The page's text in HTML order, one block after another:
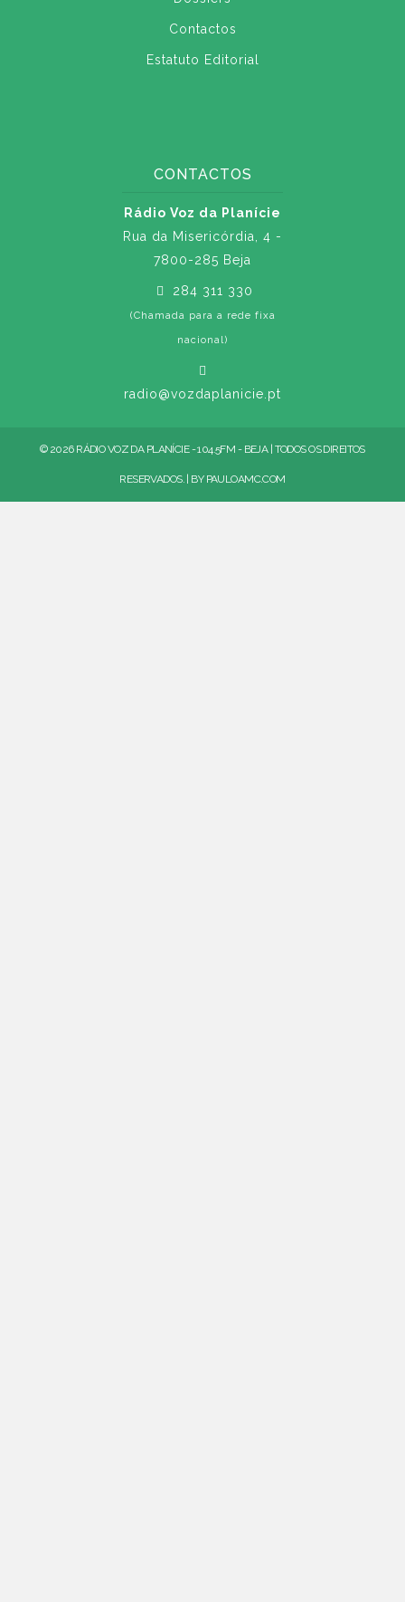
Contactos
Estatuto Editorial
CONTACTOS
Rádio Voz da Planície
Rua da Misericórdia, 4 -
7800-285 Beja
284 311 330
(Chamada para a rede fixa
nacional)
radio@vozdaplanicie.pt
© 2026 RÁDIO VOZ DA PLANÍCIE - 104.5FM - BEJA | TODOS OS DIREITOS
RESERVADOS. | BY PAULOAMC.COM